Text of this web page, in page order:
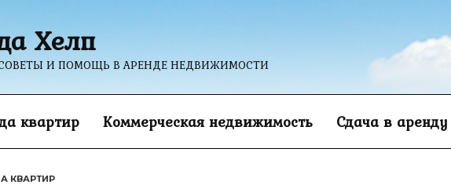
Хелп
И ПОМОЩЬ В АРЕНДЕ НЕДВИЖИМОСТИ
квартир Коммерческая недвижимость Сдача в аренду
КВАРТИР